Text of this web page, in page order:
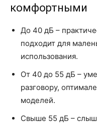
комфортными
До 40 дБ –
подходит для
использования.
От 40 до 55 дБ –
разговору,
моделей.
Свыше 55 дБ –